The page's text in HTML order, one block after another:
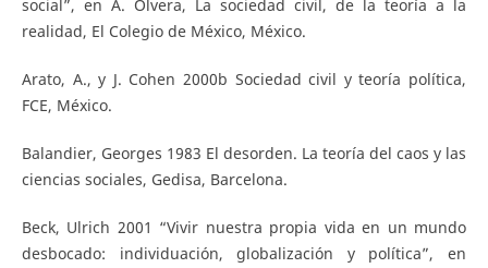
social”, en A. Olvera, La sociedad civil, de la teoría a la
realidad, El Colegio de México, México.
Arato, A., y J. Cohen 2000b Sociedad civil y teoría política,
FCE, México.
Balandier, Georges 1983 El desorden. La teoría del caos y las
ciencias sociales, Gedisa, Barcelona.
Beck, Ulrich 2001 “Vivir nuestra propia vida en un mundo
desbocado: individuación, globalización y política”, en